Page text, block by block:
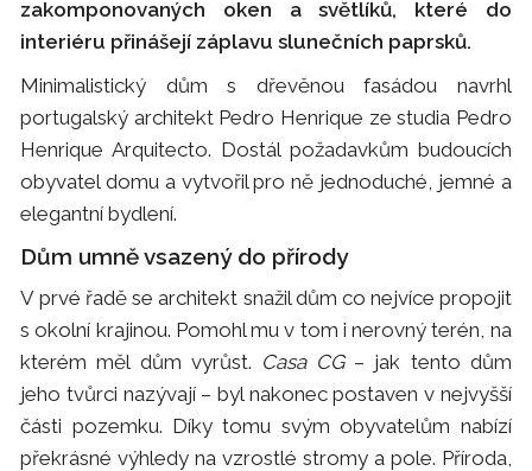
zakomponovaných oken a světlíků, které do
interiéru přinášejí záplavu slunečních paprsků.
Minimalistický dům s dřevěnou fasádou navrhl
portugalský architekt Pedro Henrique ze studia Pedro
Henrique Arquitecto. Dostál požadavkům budoucích
obyvatel domu a vytvořil pro ně jednoduché, jemné a
elegantní bydlení.
Dům umně vsazený do přírody
V prvé řadě se architekt snažil dům co nejvíce propojit
s okolní krajinou. Pomohl mu v tom i nerovný terén, na
kterém měl dům vyrůst. Casa CG– jak tento dům
jeho tvůrci nazývají – byl nakonec postaven v nejvyšší
části pozemku. Díky tomu svým obyvatelům nabízí
překrásné výhledy na vzrostlé stromy a pole. Příroda,